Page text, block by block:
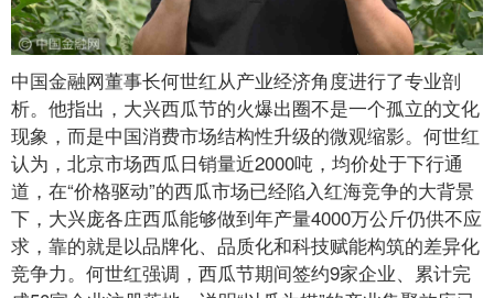
中国金融网董事长何世红从产业经济角度进行了专业剖
析。他指出，大兴西瓜节的火爆出圈不是一个孤立的文化
现象，而是中国消费市场结构性升级的微观缩影。何世红
认为，北京市场西瓜日销量近2000吨，均价处于下行通
道，在“价格驱动”的西瓜市场已经陷入红海竞争的大背景
下，大兴庞各庄西瓜能够做到年产量4000万公斤仍供不应
求，靠的就是以品牌化、品质化和科技赋能构筑的差异化
竞争力。何世红强调，西瓜节期间签约9家企业、累计完